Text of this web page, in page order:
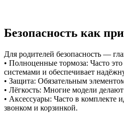
Безопасность как
Для родителей безопасность —
• Полноценные тормоза: Часто
системами и обеспечивает
• Защита: Обязательным
• Лёгкость: Многие модели
• Аксессуары: Часто в комплекте
звонком и корзинкой.